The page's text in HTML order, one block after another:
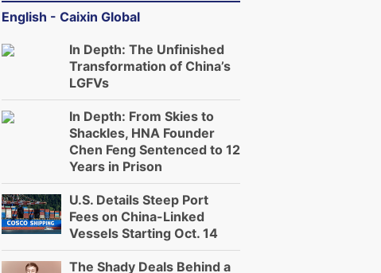
English - Caixin Global
In Depth: The Unfinished
Transformation of China’s
LGFVs
In Depth: From Skies to
Shackles, HNA Founder
Chen Feng Sentenced to 12
Years in Prison
U.S. Details Steep Port
Fees on China-Linked
Vessels Starting Oct. 14
The Shady Deals Behind a